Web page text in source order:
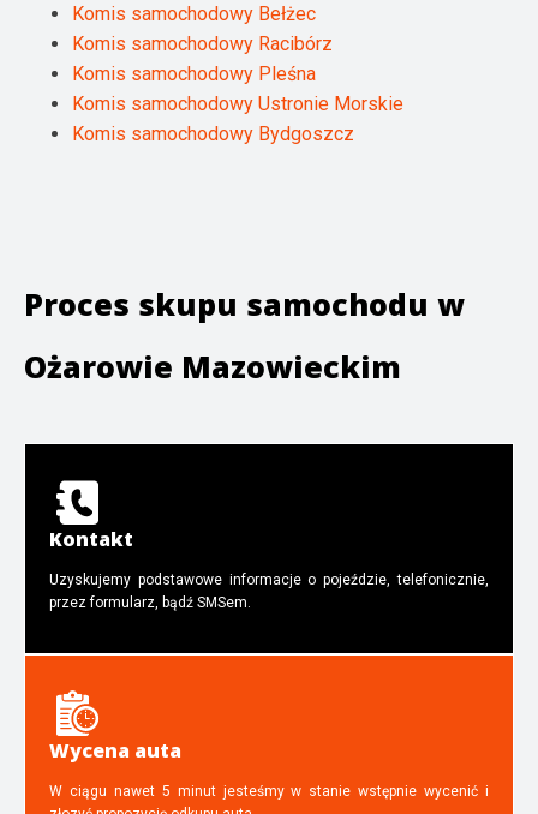
Komis samochodowy Bełżec
Komis samochodowy Racibórz
Komis samochodowy Pleśna
Komis samochodowy Ustronie Morskie
Komis samochodowy Bydgoszcz
Proces skupu samochodu w
Ożarowie Mazowieckim
Kontakt
Uzyskujemy podstawowe informacje o pojeździe, telefonicznie,
przez formularz, bądź SMSem.
Wycena auta
W ciągu nawet 5 minut jesteśmy w stanie wstępnie wycenić i